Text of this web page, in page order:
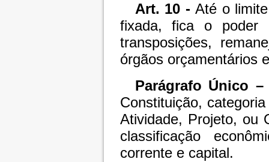
Art. 10 -Até o
fixada, fica o poder
transposições,
órgãos orçamentários
Parágrafo Único
Constituição,
Atividade, Projeto, ou
classificação
corrente e capital.